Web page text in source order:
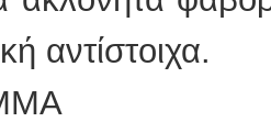
αντίστοιχα.